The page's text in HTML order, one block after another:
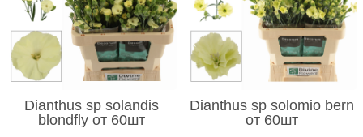
Dianthus sp solandis
blondfly от 60шт
Dianthus sp solomio bern
от 60шт